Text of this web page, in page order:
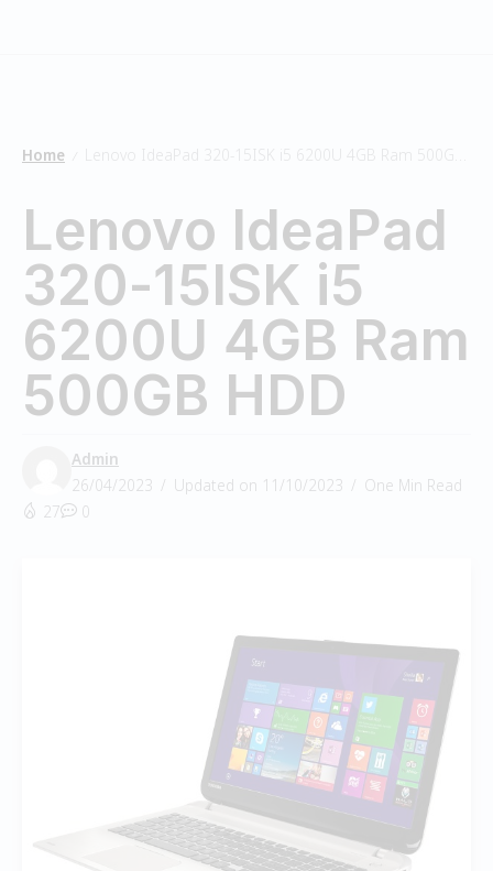
Home Lenovo IdeaPad 320-15ISK i5 6200U 4GB Ram 500GB HDD
Lenovo IdeaPad
320-15ISK i5
6200U 4GB Ram
500GB HDD
Admin
26/04/2023
Updated on 11/10/2023
One Min Read
27
0